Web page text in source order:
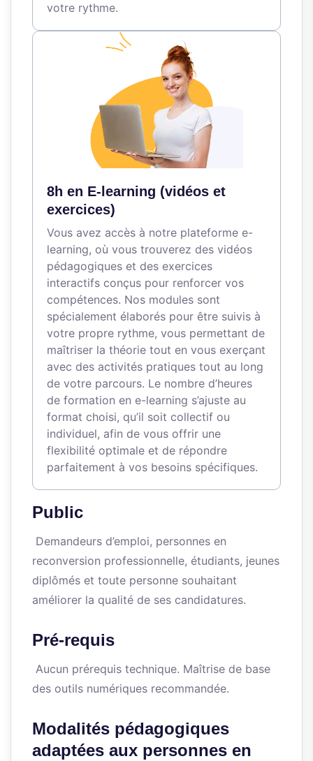
votre rythme.
8h en E-learning (vidéos et
exercices)
Vous avez accès à notre plateforme e-
learning, où vous trouverez des vidéos
pédagogiques et des exercices
interactifs conçus pour renforcer vos
compétences. Nos modules sont
spécialement élaborés pour être suivis à
votre propre rythme, vous permettant de
maîtriser la théorie tout en vous exerçant
avec des activités pratiques tout au long
de votre parcours. Le nombre d’heures
de formation en e-learning s’ajuste au
format choisi, qu’il soit collectif ou
individuel, afin de vous offrir une
flexibilité optimale et de répondre
parfaitement à vos besoins spécifiques.
Public
Demandeurs d’emploi, personnes en
reconversion professionnelle, étudiants, jeunes
diplômés et toute personne souhaitant
améliorer la qualité de ses candidatures.
Pré-requis
Aucun prérequis technique. Maîtrise de base
des outils numériques recommandée.
Modalités pédagogiques
adaptées aux personnes en